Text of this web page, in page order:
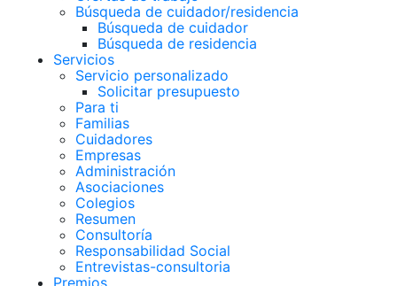
Búsqueda de cuidador/residencia
Búsqueda de cuidador
Búsqueda de residencia
Servicios
Servicio personalizado
Solicitar presupuesto
Para ti
Familias
Cuidadores
Empresas
Administración
Asociaciones
Colegios
Resumen
Consultoría
Responsabilidad Social
Entrevistas-consultoria
Premios